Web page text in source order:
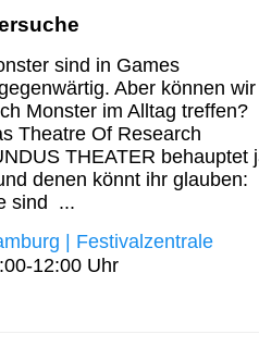
sind in Games
Aber können wir
Monster im Alltag treffen?
Theatre Of Research
THEATER behauptet
denen könnt ihr glauben:
sind ...
| Festivalzentrale
12:00 Uhr